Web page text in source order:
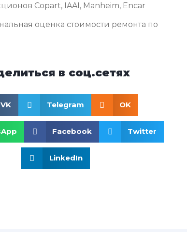
Copart, IAAI, Manheim, Encar
оценка стоимости ремонта по
в соц.сетях
VK Telegram OK
Facebook Twitter
LinkedIn